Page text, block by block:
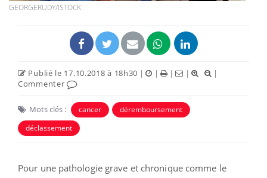
GEORGERUDY/ISTOCK
Publié le 17.10.2018 à 18h30 | | | |
|
Commenter
Mots clés : cancer
déremboursement
déclassement
Pour une pathologie grave et chronique comme le